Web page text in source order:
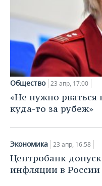
Общество 23 апр, 17:00
«Не нужно
куда-то за рубеж»
Экономика 23 апр, 16:58
Центробанк
инфляции в России